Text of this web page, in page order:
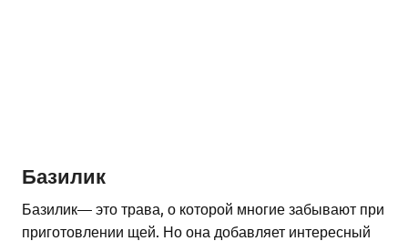
Базилик
Базилик— это трава, о которой многие забывают при
приготовлении щей. Но она добавляет интересный